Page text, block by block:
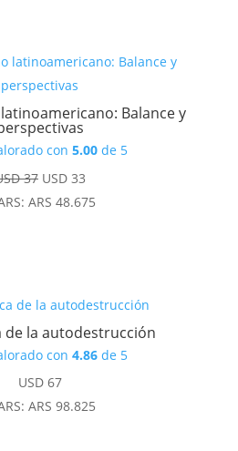
Balance y
con 5.00de 5
37 El
precio
USD33El
precio
: ARS 48.675
de la autodestrucción
con 4.86de 5
USD67
: ARS 98.825